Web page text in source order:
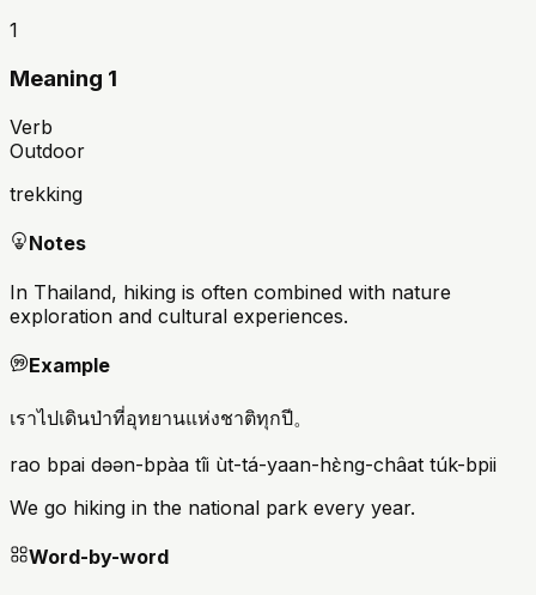
1
Meaning 1
Verb
Outdoor
trekking
Notes
In Thailand, hiking is often combined with nature
exploration and cultural experiences.
Example
เราไปเดินป่าที่อุทยานแห่งชาติทุกปี。
rao bpai dəən-bpàa tîi ùt-tá-yaan-hɛ̀ng-châat túk-bpii
We go hiking in the national park every year.
Word-by-word